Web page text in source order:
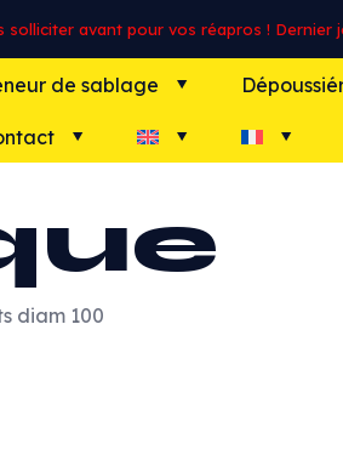
solliciter avant pour vos réapros ! Dernier
de sablage
diam 100